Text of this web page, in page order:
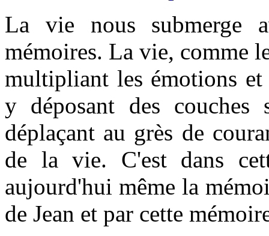
La vie nous submerge
mémoires. La vie, comme
multipliant les émotions et
y déposant des couches
déplaçant au grès de
de la vie. C'est dans
aujourd'hui même la
de Jean et par cette